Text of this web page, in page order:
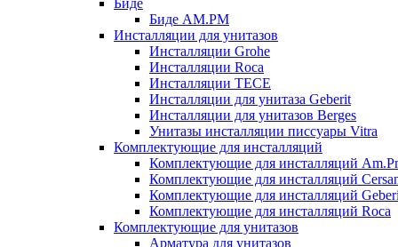
Биде
Биде AM.PM
Инсталляции для унитазов
Инсталляции Grohe
Инсталляции Roca
Инсталляции TECE
Инсталляции для унитаза Geberit
Инсталляции для унитазов Berges
Унитазы инсталляции писсуары Vitra
Комплектующие для инсталляций
Комплектующие для инсталляций
Комплектующие для инсталляций
Комплектующие для инсталляций
Комплектующие для инсталляций Roca
Комплектующие для унитазов
Арматура для унитазов